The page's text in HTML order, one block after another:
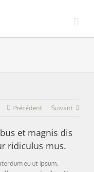
Précédent Suivant
et magnis dis
ridiculus mus.
eu ut ipsum.